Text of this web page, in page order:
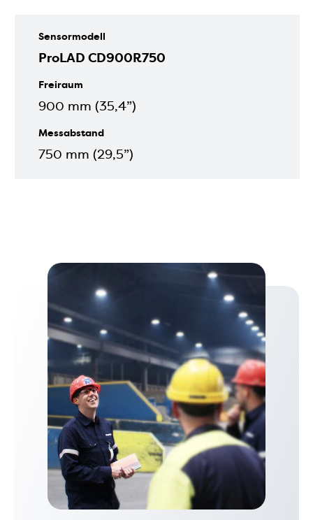
Sensormodell
ProLAD CD900R750
Freiraum
900 mm (35,4”)
Messabstand
750 mm (29,5”)